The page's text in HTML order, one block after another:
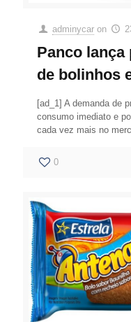
adminycar on
Panco
de bolinhos
[ad_1] A demanda de
consumo imediato e
cada vez mais no
0